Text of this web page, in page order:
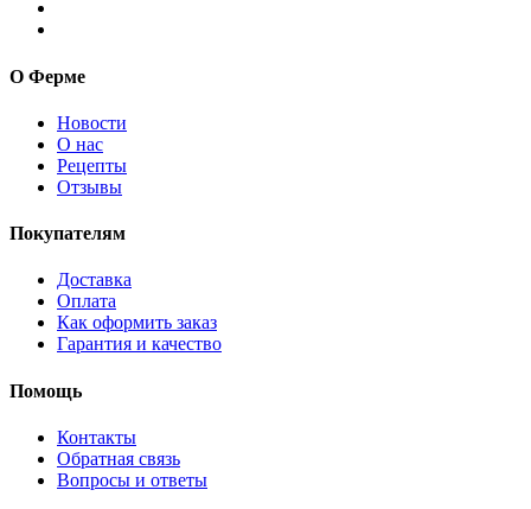
О Ферме
Новости
О нас
Рецепты
Отзывы
Покупателям
Доставка
Оплата
Как оформить заказ
Гарантия и качество
Помощь
Контакты
Обратная связь
Вопросы и ответы